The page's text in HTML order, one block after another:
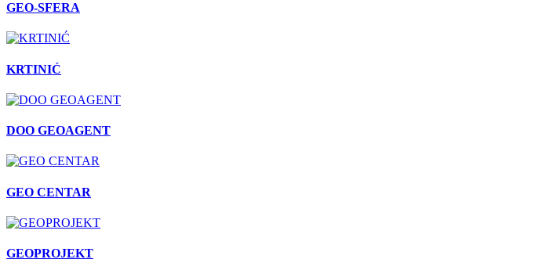
GEO-SFERA
KRTINIĆ
DOO GEOAGENT
GEO CENTAR
GEOPROJEKT